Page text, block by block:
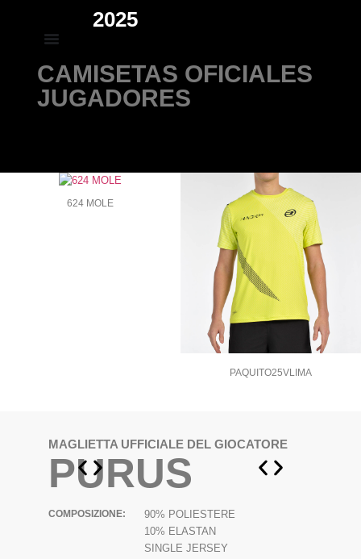
2025
CAMISETAS OFICIALES
JUGADORES
624 MOLE 624 MOLE
PAQUITO25VLIMA
MAGLIETTA UFFICIALE DEL GIOCATORE
PURUS
COMPOSIZIONE:
90% POLIESTERE
10% ELASTAN
SINGLE JERSEY